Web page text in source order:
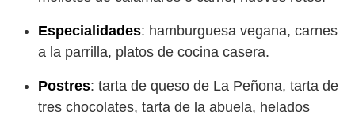
Especialidades: hamburguesa vegana, carnes
a la parrilla, platos de cocina casera.
Postres: tarta de queso de La Peñona, tarta de
tres chocolates, tarta de la abuela, helados